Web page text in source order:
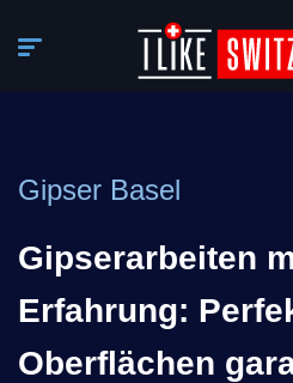
Gipser Basel
Gipserarbeiten
Erfahrung:
Oberflächen